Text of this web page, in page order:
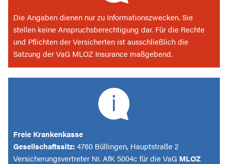
Die Angaben dienen nur zu Informationszwecken. Sie
stellen keine Anspruchsberechtigung dar. Für die Rechte
und Pflichten der Versicherten ist ausschließlich die
Satzung der VaG MLOZ Insurance maßgebend.
Freie Krankenkasse
Gesellschaftssitz:4760 Büllingen, Hauptstraße 2
Versicherungsvertreter Nr. AfK 5004c für die VaG MLOZ